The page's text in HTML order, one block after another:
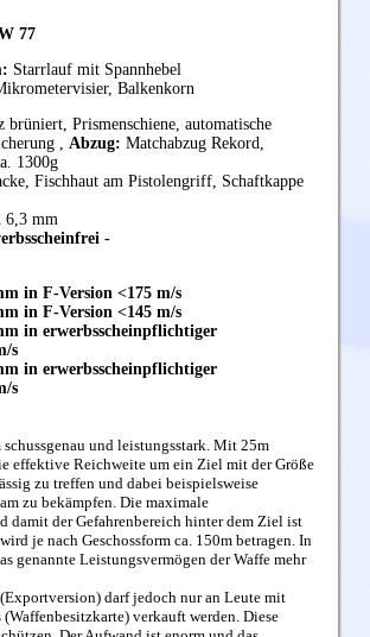
77
Starrlauf mit Spannhebel
Balkenkorn
brüniert, Prismenschiene, automatische
, Abzug: Matchabzug Rekord,
1300g
Fischhaut am Pistolengriff, Schaftkappe
6,3 mm
-
in F-Version <175 m/s
in F-Version <145 m/s
in erwerbsscheinpflichtiger
s
in erwerbsscheinpflichtiger
s
und leistungsstark. Mit 25m
effektive Reichweite um ein Ziel mit der Größe
zu treffen und dabei beispielsweise
zu bekämpfen. Die maximale
damit der Gefahrenbereich hinter dem Ziel ist
je nach Geschossform ca. 150m betragen. In
genannte Leistungsvermögen der Waffe mehr
darf jedoch nur an Leute mit
verkauft werden. Diese